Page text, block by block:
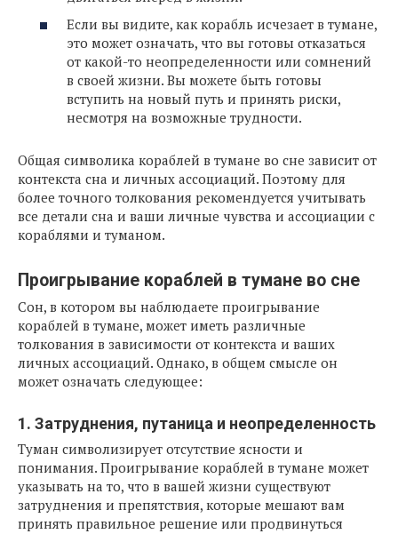
Если вы видите, как корабль исчезает в тумане,
это может означать, что вы готовы отказаться
от какой-то неопределенности или сомнений
в своей жизни. Вы можете быть готовы
вступить на новый путь и принять риски,
несмотря на возможные трудности.
Общая символика кораблей в тумане во сне зависит от
контекста сна и личных ассоциаций. Поэтому для
более точного толкования рекомендуется учитывать
все детали сна и ваши личные чувства и ассоциации с
кораблями и туманом.
Проигрывание кораблей в тумане во сне
Сон, в котором вы наблюдаете проигрывание
кораблей в тумане, может иметь различные
толкования в зависимости от контекста и ваших
личных ассоциаций. Однако, в общем смысле он
может означать следующее:
1. Затруднения, путаница и неопределенность
Туман символизирует отсутствие ясности и
понимания. Проигрывание кораблей в тумане может
указывать на то, что в вашей жизни существуют
затруднения и препятствия, которые мешают вам
принять правильное решение или продвинуться